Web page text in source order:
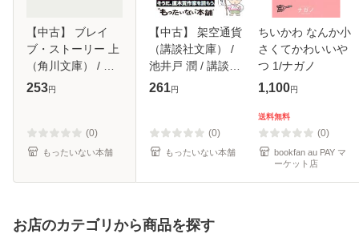
【中古】 ブレイ
ブ・ストーリー 上
（角川文庫） / 宮
部 みゆき / 角川書
253円
(0)
もったいない本舗
【中古】 架空通貨
（講談社文庫） /
池井戸 潤 / 講談社
[文庫]【メール便送
261円
(0)
もったいない本舗
ちいかわ なんか小
さくてかわいいや
つ 1/ナガノ
1,100円
送料無料
(0)
bookfan au PAY マ
ーケット店
お店のカテゴリから商品を探す